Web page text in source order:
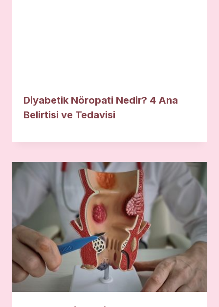
Diyabetik Nöropati Nedir? 4 Ana
Belirtisi ve Tedavisi